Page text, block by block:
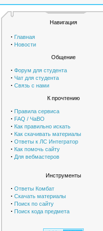
Навигация
· Главная
· Новости
Общение
· Форум для студента
· Чат для студента
· Связь с нами
К прочтению
· Правила сервиса
· FAQ / ЧаВО
· Как правильно искать
· Как скачивать материалы
· Ответы к ЛС Интегратор
· Как помочь сайту
· Для вебмастеров
Инструменты
· Ответы Комбат
· Скачать материалы
· Поиск по сайту
· Поиск кода предмета